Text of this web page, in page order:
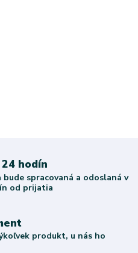
hodín
bude spracovaná a odoslaná v
od prijatia
produkt, u nás ho